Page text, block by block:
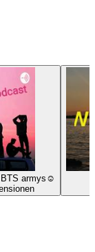
BTS armys☺